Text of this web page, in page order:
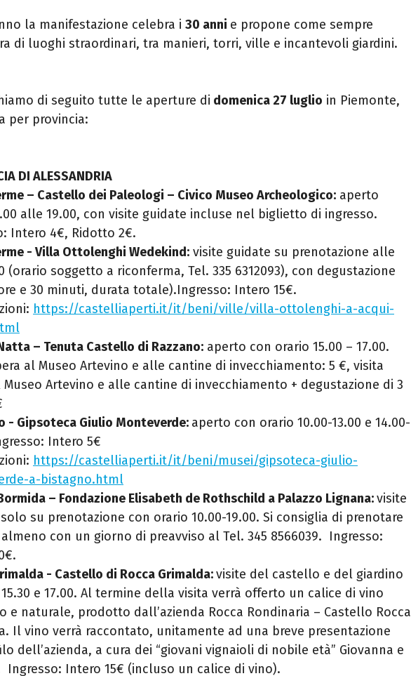
la manifestazione celebra i 30 anni e propone come sempre
di luoghi straordinari, tra manieri, torri, ville e incantevoli giardini.
di seguito tutte le aperture di domenica 27 luglio in Piemonte,
per provincia:
DI ALESSANDRIA
– Castello dei Paleologi – Civico Museo Archeologico: aperto
alle 19.00, con visite guidate incluse nel biglietto di ingresso.
Intero 4€, Ridotto 2€.
- Villa Ottolenghi Wedekind: visite guidate su prenotazione alle
(orario soggetto a riconferma, Tel. 335 6312093), con degustazione
e 30 minuti, durata totale).Ingresso: Intero 15€.
https://castelliaperti.it/it/beni/ville/villa-ottolenghi-a-acqui-
– Tenuta Castello di Razzano: aperto con orario 15.00 – 17.00.
al Museo Artevino e alle cantine di invecchiamento: 5 €, visita
Museo Artevino e alle cantine di invecchiamento + degustazione di 3
- Gipsoteca Giulio Monteverde: aperto con orario 10.00-13.00 e 14.00-
Intero 5€
https://castelliaperti.it/it/beni/musei/gipsoteca-giulio-
a-bistagno.html
– Fondazione Elisabeth de Rothschild a Palazzo Lignana:visite
su prenotazione con orario 10.00-19.00. Si consiglia di prenotare
con un giorno di preavviso al Tel. 345 8566039. Ingresso:
- Castello di Rocca Grimalda:visite del castello e del giardino
e 17.00. Al termine della visita verrà offerto un calice di vino
e naturale, prodotto dall’azienda Rocca Rondinaria – Castello Rocca
Il vino verrà raccontato, unitamente ad una breve presentazione
dell’azienda, a cura dei “giovani vignaioli di nobile età” Giovanna e
Ingresso: Intero 15€ (incluso un calice di vino).